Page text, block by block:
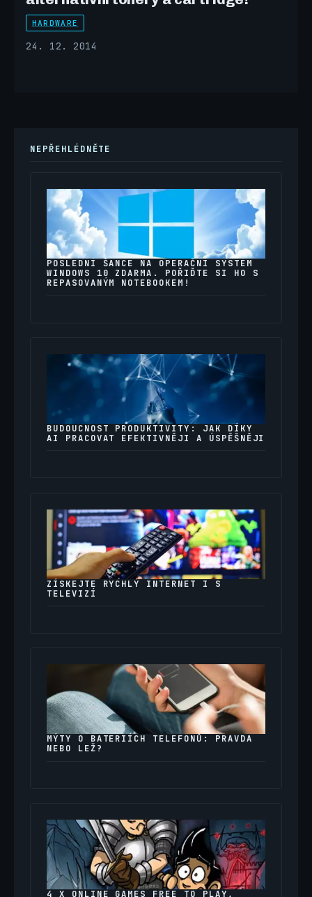
HARDWARE
24. 12. 2014
NEPŘEHLÉDNĚTE
POSLEDNÍ ŠANCE NA OPERAČNÍ SYSTÉM
WINDOWS 10 ZDARMA. POŘIĎTE SI HO S
REPASOVANÝM NOTEBOOKEM!
BUDOUCNOST PRODUKTIVITY: JAK DÍKY
AI PRACOVAT EFEKTIVNĚJI A ÚSPĚŠNĚJI
ZÍSKEJTE RYCHLÝ INTERNET I S
TELEVIZÍ
MÝTY O BATERIÍCH TELEFONŮ: PRAVDA
NEBO LEŽ?
4 X ONLINE GAMES FREE TO PLAY,